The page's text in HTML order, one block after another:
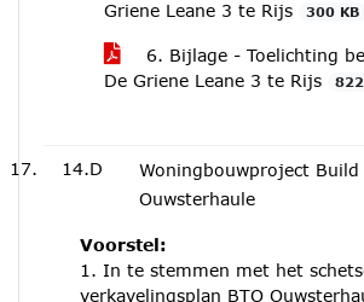
Griene Leane 3 te Rijs
300 KB
6. Bijlage - Toelichting
De Griene Leane 3 te Rijs
14.D
Woningbouwproject
Ouwsterhaule
Voorstel:
1. In te stemmen met het
verkavelingsplan BTO